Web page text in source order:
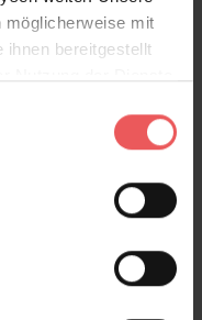
möglicherweise mit
ihnen bereitgestellt